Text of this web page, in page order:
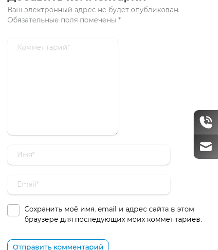
Ваш электронный адрес не будет опубликован.
Обязательные поля помечены *
Сохранить моё имя, email и адрес сайта в этом
браузере для последующих моих комментариев.